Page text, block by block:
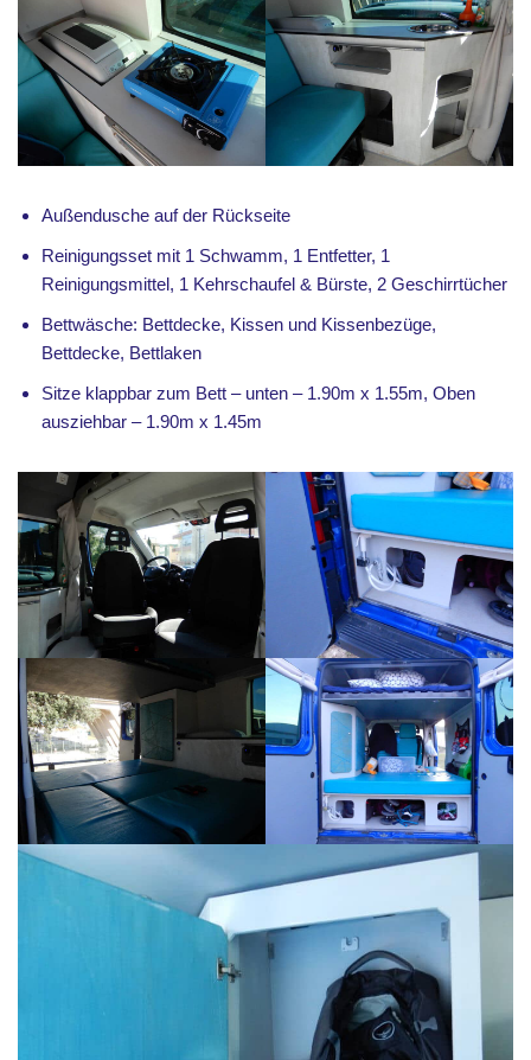
Außendusche auf der Rückseite
Reinigungsset mit 1 Schwamm, 1 Entfetter, 1
Reinigungsmittel, 1 Kehrschaufel & Bürste, 2 Geschirrtücher
Bettwäsche: Bettdecke, Kissen und Kissenbezüge,
Bettdecke, Bettlaken
Sitze klappbar zum Bett – unten – 1.90m x 1.55m, Oben
ausziehbar – 1.90m x 1.45m